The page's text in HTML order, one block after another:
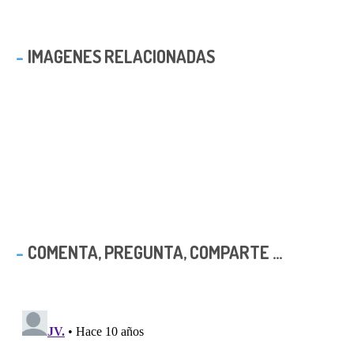
IMAGENES RELACIONADAS
COMENTA, PREGUNTA, COMPARTE ...